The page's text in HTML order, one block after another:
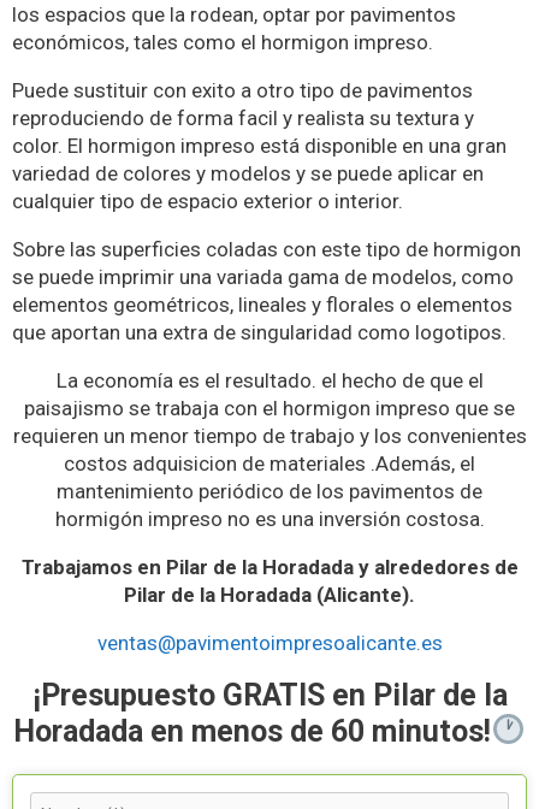
los espacios que la rodean, optar por pavimentos
económicos, tales como el hormigon impreso.
Puede sustituir con exito a otro tipo de pavimentos
reproduciendo de forma facil y realista su textura y
color. El hormigon impreso está disponible en una gran
variedad de colores y modelos y se puede aplicar en
cualquier tipo de espacio exterior o interior.
Sobre las superficies coladas con este tipo de hormigon
se puede imprimir una variada gama de modelos, como
elementos geométricos, lineales y florales o elementos
que aportan una extra de singularidad como logotipos.
La economía es el resultado. el hecho de que el
paisajismo se trabaja con el hormigon impreso que se
requieren un menor tiempo de trabajo y los convenientes
costos adquisicion de materiales .Además, el
mantenimiento periódico de los pavimentos de
hormigón impreso no es una inversión costosa.
Trabajamos en Pilar de la Horadada y alrededores de
Pilar de la Horadada (Alicante).
ventas@pavimentoimpresoalicante.es
¡Presupuesto GRATIS en Pilar de la
Horadada en menos de 60 minutos!